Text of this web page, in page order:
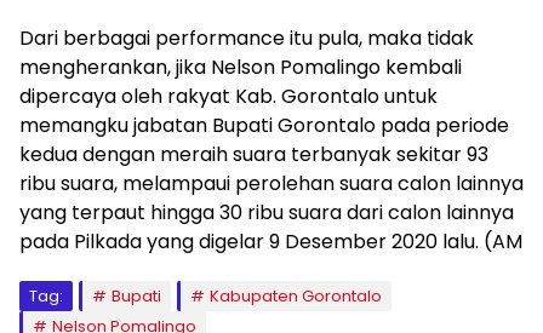
Dari berbagai performance itu pula, maka tidak
mengherankan, jika Nelson Pomalingo kembali
dipercaya oleh rakyat Kab. Gorontalo untuk
memangku jabatan Bupati Gorontalo pada periode
kedua dengan meraih suara terbanyak sekitar 93
ribu suara, melampaui perolehan suara calon lainnya
yang terpaut hingga 30 ribu suara dari calon lainnya
pada Pilkada yang digelar 9 Desember 2020 lalu. (AM
Tag: Bupati
Kabupaten Gorontalo
Nelson Pomalingo